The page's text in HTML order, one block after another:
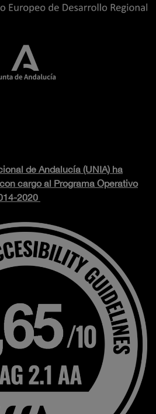
de Andalucía (UNIA) ha
cargo al Programa Operativo
2020